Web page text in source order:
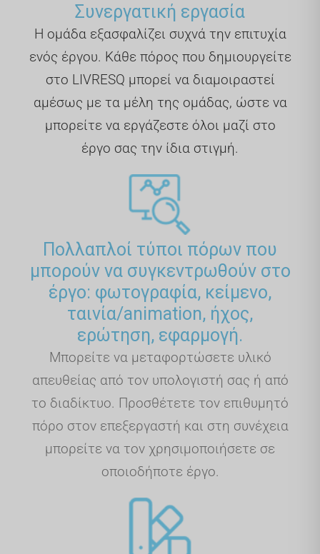
Συνεργατική εργασία
Η ομάδα εξασφαλίζει συχνά την επιτυχία
ενός έργου. Κάθε πόρος που δημιουργείτε
στο LIVRESQ μπορεί να διαμοιραστεί
αμέσως με τα μέλη της ομάδας, ώστε να
μπορείτε να εργάζεστε όλοι μαζί στο
έργο σας την ίδια στιγμή.
Πολλαπλοί τύποι πόρων που
μπορούν να συγκεντρωθούν στο
έργο: φωτογραφία, κείμενο,
ταινία/animation, ήχος,
ερώτηση, εφαρμογή.
Μπορείτε να μεταφορτώσετε υλικό
απευθείας από τον υπολογιστή σας ή από
το διαδίκτυο. Προσθέτετε τον επιθυμητό
πόρο στον επεξεργαστή και στη συνέχεια
μπορείτε να τον χρησιμοποιήσετε σε
οποιοδήποτε έργο.